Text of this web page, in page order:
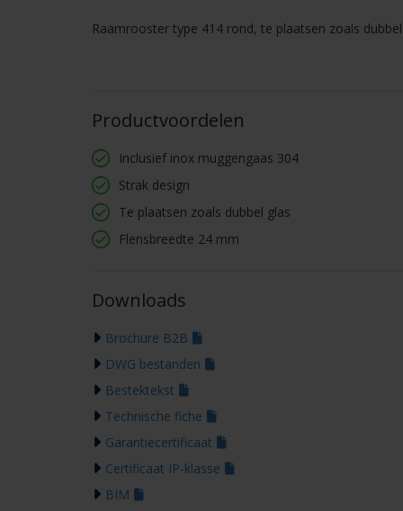
Raamrooster type 414 rond, te plaatsen zoals
Productvoordelen
Inclusief inox muggengaas 304
Strak design
Te plaatsen zoals dubbel glas
Flensbreedte 24 mm
Downloads
Brochure B2B
DWG bestanden
Bestektekst
Technische fiche
Garantiecertificaat
Certificaat IP-klasse
BIM